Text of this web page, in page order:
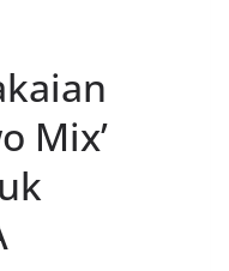
Mix’